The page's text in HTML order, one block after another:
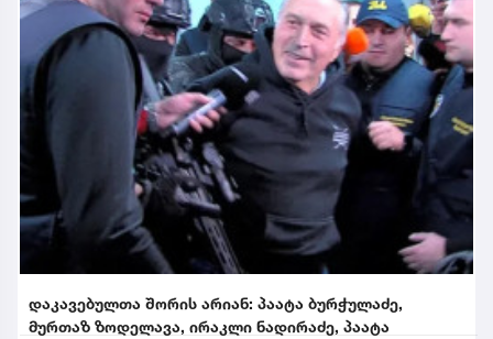
დაკავებულთა შორის არიან: პაატა ბურჭულაძე,
მურთაზ ზოდელავა, ირაკლი ნადირაძე, პაატა